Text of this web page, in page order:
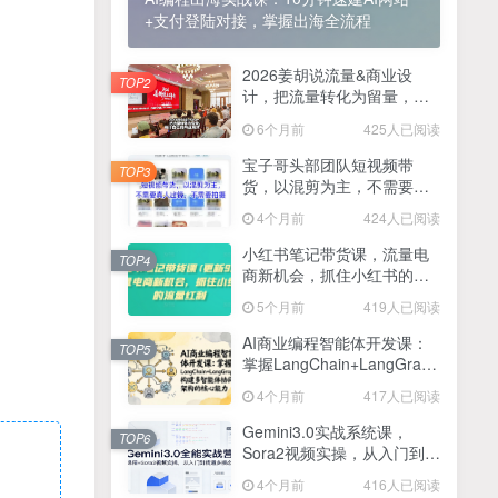
2025最新零撸项目，一部手机就可以操作，20秒一单，零投入纯薅羊毛，无门槛，一天200+【揭秘】
5 线上陪伴项目玩法，聊聊天就有收益的项目，一个月收益5000+
6 全网首发！答案之书网页版，全新玩法，搭配文档和网页，日入1k+零门槛小白首选副业
7 25年7月小红书女粉新玩法，公域转私域变现，日轻松变现2张+，5分钟简单复制好上手
8 情趣内衣暴利玩法，冷门赛道，日入1k+
9 在家就能做的项目，一天轻松300+，操作简单上手快
10 2025年百家号AI图文掘金，手机操作单号月入4-5位数，低门槛【附指令+工具】
抖音情感文案项目玩法，单月涨粉3000+，新手小白也能做
+支付登陆对接，掌握出海全流程
2026姜胡说流量&商业设
计，把流量转化为留量，设
6个月前 425人已阅读
TOP2
宝子哥头部团队短视频带
货，以混剪为主，不需要真
26年3月】
4个月前 424人已阅读
TOP3
小红书笔记带货课，流量电
商新机会，抓住小红书的流
5个月前 419人已阅读
TOP4
AI商业编程智能体开发课：
掌握LangChain+LangGraph
心能力
4个月前 417人已阅读
TOP5
Gemini3.0实战系统课，
Sora2视频实操，从入门到精
4个月前 416人已阅读
TOP6